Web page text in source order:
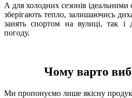
А для холодних сезонів
зберігають тепло, залишаючись
занять спортом на вулиці, так і
погоду.
Чому варто
Ми пропонуємо лише якісну